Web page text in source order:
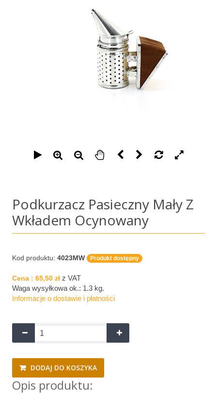
Podkurzacz Pasieczny Mały Z
Wkładem Ocynowany
Kod produktu: 4023MW Produkt dostępny
Cena : 65,50 zł z VAT
Waga wysyłkowa ok.: 1.3 kg.
Informacje o dostawie i płatności
DODAJ DO KOSZYKA
Opis produktu: